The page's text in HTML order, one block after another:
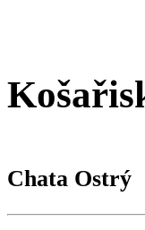
Chata Ostrý